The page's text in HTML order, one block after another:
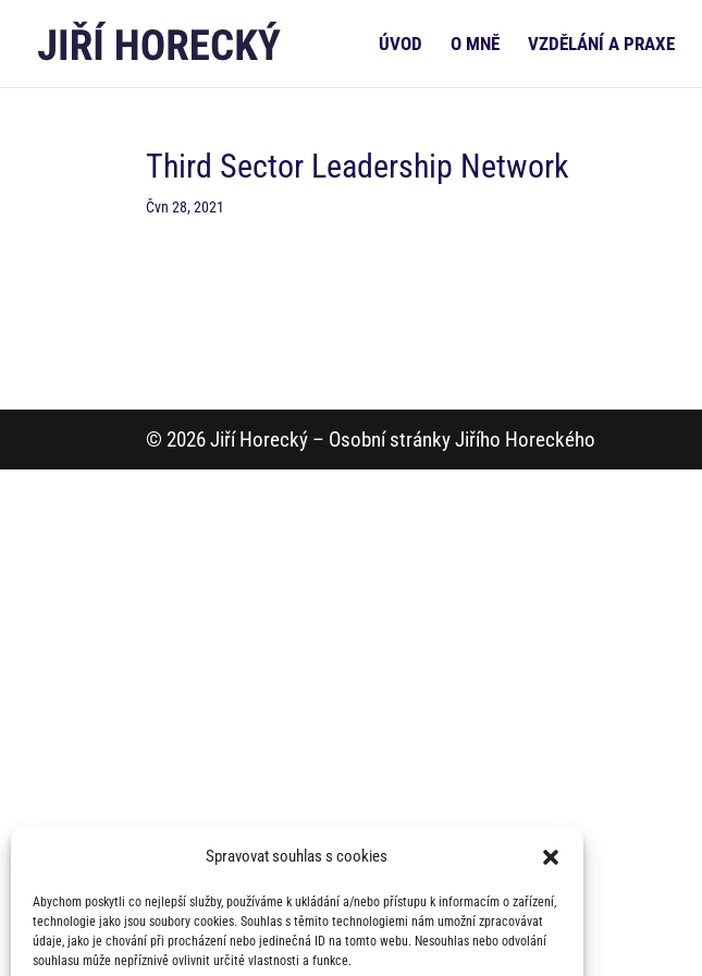
Spravovat souhlas s cookies
Abychom poskytli co nejlepší služby, používáme k ukládání a/nebo přístupu k informacím o zařízení,
technologie jako jsou soubory cookies. Souhlas s těmito technologiemi nám umožní zpracovávat
údaje, jako je chování při procházení nebo jedinečná ID na tomto webu. Nesouhlas nebo odvolání
souhlasu může nepříznivě ovlivnit určité vlastnosti a funkce.
ÚVOD O MNĚ VZDĚLÁNÍ A PRAXE
Third Sector Leadership Network
Čvn 28, 2021
© 2026 Jiří Horecký – Osobní stránky Jiřího Horeckého